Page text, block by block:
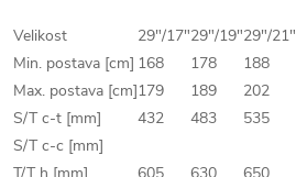
Velikost 29"/17"29"/19"29"/21"
Min. postava [cm] 168 178
188
Max. postava [cm]179 189
202
S/T c-t [mm]
432 483
535
S/T c-c [mm]